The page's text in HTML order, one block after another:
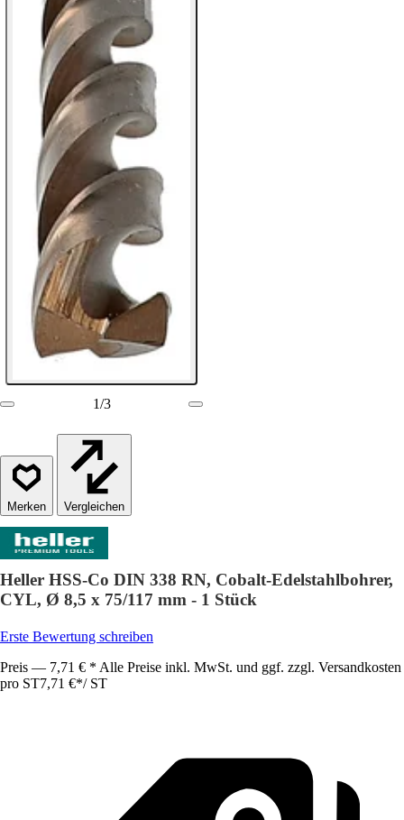
1/3
Vergleichen
Heller HSS-Co DIN 338 RN, Cobalt-Edelstahlbohrer,
CYL, Ø 8,5 x 75/117 mm - 1 Stück
Erste Bewertung schreiben
Preis — 7,71 € * Alle Preise inkl. MwSt. und ggf. zzgl. Versandkosten
pro ST7,71 €*/ ST